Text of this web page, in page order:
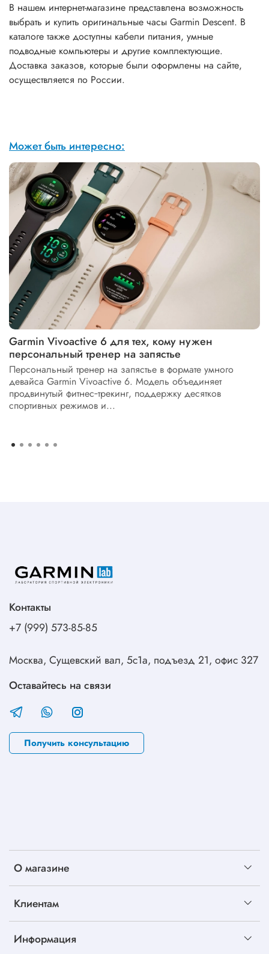
В нашем интернет-магазине представлена возможность
выбрать и купить оригинальные часы Garmin Descent. В
каталоге также доступны кабели питания, умные
подводные компьютеры и другие комплектующие.
Доставка заказов, которые были оформлены на сайте,
осуществляется по России.
Может быть интересно:
Garmin Vivoactive 6 для тех, кому нужен
персональный тренер на запястье
Персональный тренер на запястье в формате умного
девайса Garmin Vivoactive 6. Модель объединяет
продвинутый фитнес‑трекинг, поддержку десятков
спортивных режимов и...
О магазине
Клиентам
Информация
Контакты
+7 (999) 573-85-85
Москва, Сущевский вал, 5с1а, подъезд 21, офис 327
Оставайтесь на связи
Получить консультацию